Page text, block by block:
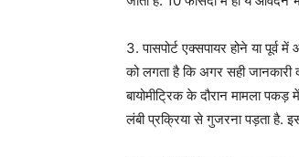
3. पासपोर्ट एक्सपायर होने या
को लगता है कि अगर सही जानकारी
बायोमीट्रिक के दौरान मामला
लंबी प्रक्रिया से गुजरना पड़ता है.